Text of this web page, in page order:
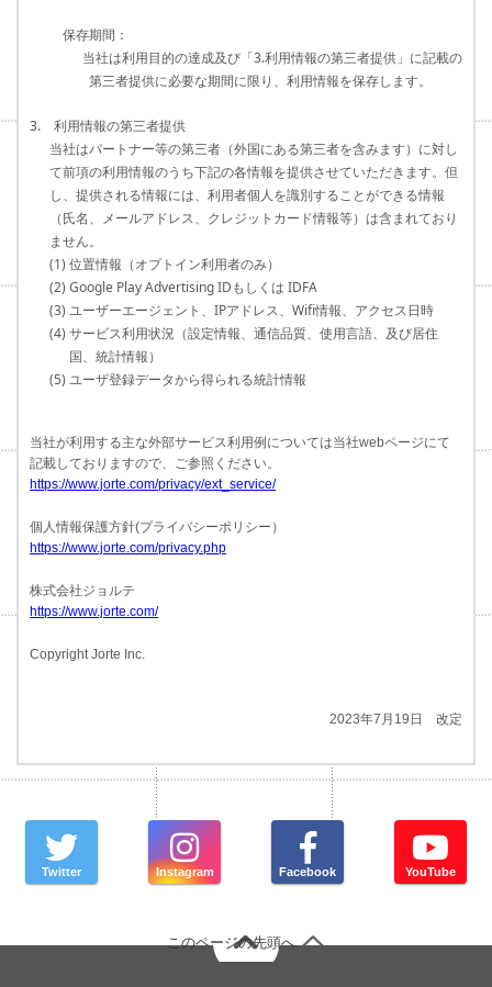
保存期間：
当社は利用目的の達成及び「3.利用情報の第三者提供」に記載の
第三者提供に必要な期間に限り、利用情報を保存します。
3. 利用情報の第三者提供
当社はパートナー等の第三者（外国にある第三者を含みます）に対し
て前項の利用情報のうち下記の各情報を提供させていただきます。但
し、提供される情報には、利用者個人を識別することができる情報
（氏名、メールアドレス、クレジットカード情報等）は含まれており
ません。
(1) 位置情報（オプトイン利用者のみ）
(2) Google Play Advertising IDもしくは IDFA
(3) ユーザーエージェント、IPアドレス、Wifi情報、アクセス日時
(4) サービス利用状況（設定情報、通信品質、使用言語、及び居住
国、統計情報）
(5) ユーザ登録データから得られる統計情報
当社が利用する主な外部サービス利用例については当社webページにて
記載しておりますので、ご参照ください。
https://www.jorte.com/privacy/ext_service/
個人情報保護方針(プライバシーポリシー）
https://www.jorte.com/privacy.php
株式会社ジョルテ
https://www.jorte.com/
Copyright Jorte Inc.
2023年7月19日 改定
Twitter Instagram Facebook YouTube
このページの先頭へ